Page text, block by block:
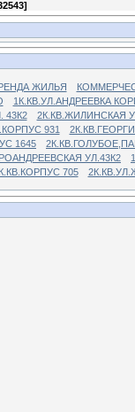
]
ЖИЛЬЯ
1К.КВ.УЛ.АНДРЕЕВКА
43К2
2К.КВ.ЖИЛИНСКАЯ
931
1645
УЛ.43К2
705